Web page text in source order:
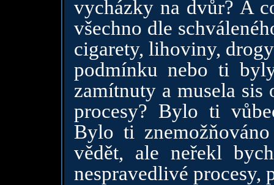
vycházky na dvůr? A
všechno dle
cigarety, lihoviny,
podmínku nebo ti
zamítnuty a musela
procesy? Bylo ti
Bylo ti
vědět, ale neřekl
nespravedlivé procesy,